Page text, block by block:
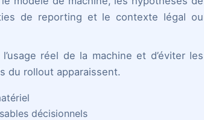
de reporting et le contexte légal ou
réel de la machine et d’éviter les
du rollout apparaissent.
décisionnels